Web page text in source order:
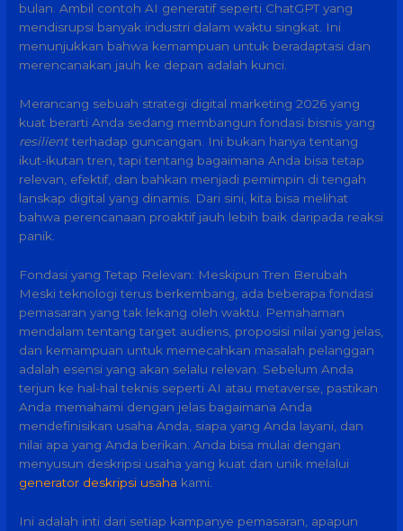
bulan. Ambil contoh AI generatif seperti ChatGPT yang
mendisrupsi banyak industri dalam waktu singkat. Ini
menunjukkan bahwa kemampuan untuk beradaptasi dan
merencanakan jauh ke depan adalah kunci.
Merancang sebuah strategi digital marketing 2026 yang
kuat berarti Anda sedang membangun fondasi bisnis yang
resilientterhadap guncangan. Ini bukan hanya tentang
ikut-ikutan tren, tapi tentang bagaimana Anda bisa tetap
relevan, efektif, dan bahkan menjadi pemimpin di tengah
lanskap digital yang dinamis. Dari sini, kita bisa melihat
bahwa perencanaan proaktif jauh lebih baik daripada reaksi
panik.
Fondasi yang Tetap Relevan: Meskipun Tren Berubah
Meski teknologi terus berkembang, ada beberapa fondasi
pemasaran yang tak lekang oleh waktu. Pemahaman
mendalam tentang target audiens, proposisi nilai yang jelas,
dan kemampuan untuk memecahkan masalah pelanggan
adalah esensi yang akan selalu relevan. Sebelum Anda
terjun ke hal-hal teknis seperti AI atau metaverse, pastikan
Anda memahami dengan jelas bagaimana Anda
mendefinisikan usaha Anda, siapa yang Anda layani, dan
nilai apa yang Anda berikan. Anda bisa mulai dengan
menyusun deskripsi usaha yang kuat dan unik melalui
generator deskripsi usaha kami.
Ini adalah inti dari setiap kampanye pemasaran, apapun